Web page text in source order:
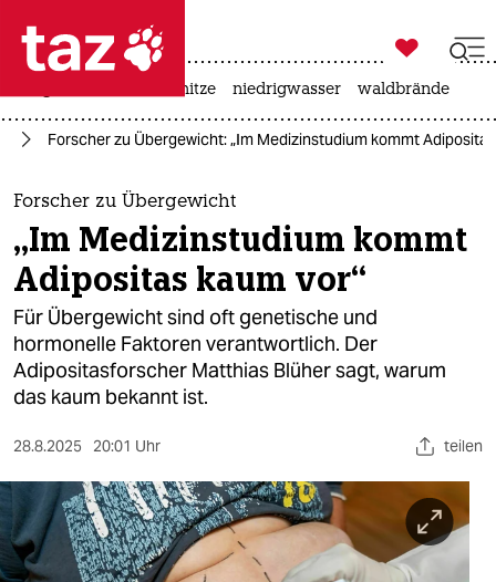
 taz zahl ich
taz zahl ich
themen
politik
öko
gesellschaft
kultur
sport
berlin
nord

taz zahl ich
hitze niedrigwasser waldbrände
Forscher zu Übergewicht: „Im Medizinstudium kommt
Forscher zu Übergewicht
„Im Medizinstudium kommt
Adipositas kaum vor“
Für Übergewicht sind oft genetische und
hormonelle Faktoren verantwortlich. Der
Adipositasforscher Matthias Blüher sagt, warum
das kaum bekannt ist.
28.8.2025 20:01 Uhr teilen